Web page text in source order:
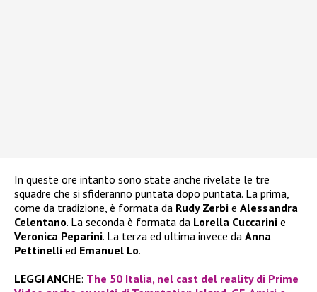
In queste ore intanto sono state anche rivelate le tre
squadre che si sfideranno puntata dopo puntata. La prima,
come da tradizione, è formata da Rudy Zerbi e Alessandra
Celentano. La seconda è formata da Lorella Cuccarini e
Veronica Peparini. La terza ed ultima invece da Anna
Pettinelli ed Emanuel Lo.
LEGGI ANCHE: The 50 Italia, nel cast del reality di Prime